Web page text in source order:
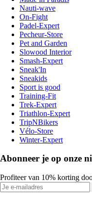
Nauti-wave
On-Fight
Padel-Expert
Pecheur-Store
Pet and Garden
Slowood Interior
Smash-Expert
Sneak'In
Sneakids
Sport is good
Training-Fit
Trek-Expert
Triathlon-Expert
TripNBikers
Vélo-Store
Winter-Expert
Abonneer je op onze
Profiteer van 10% korting